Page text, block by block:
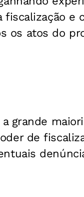
e
os atos do
grande
de